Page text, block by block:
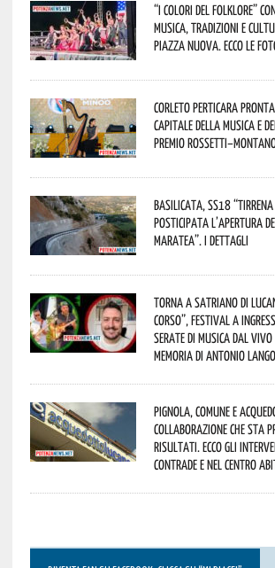
“I Colori del Folklore”
musica, tradizioni e
Piazza Nuova. Ecco le
Corleto Perticara
capitale della musica e
Premio
Basilicata, SS18
posticipata l’apertura
Maratea”. I dettagli
Torna a Satriano di
Corso”, festival a
serate di musica dal
memoria di Antonio
Pignola, Comune e
collaborazione che sta
risultati. Ecco gli
contrade e nel centro